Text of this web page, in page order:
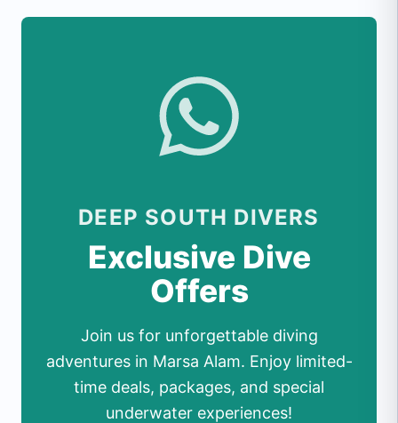
DEEP SOUTH DIVERS
Exclusive Dive
Offers
Join us for unforgettable diving
adventures in Marsa Alam. Enjoy limited-
time deals, packages, and special
underwater experiences!